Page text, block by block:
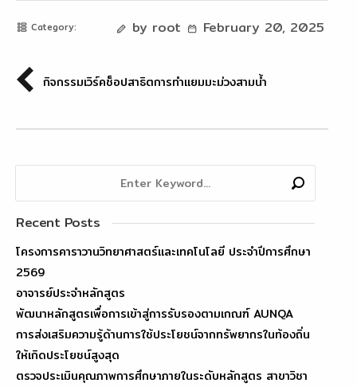
by root February 20, 2025
Category:
กิจกรรมเวิร์คช็อปสาธิตการทำแยมมะม่วงสามน้ำ
Recent Posts
โครงการคาราวานวิทยาศาสตร์และเทคโนโลยี ประจำปีการศึกษา
2569
อาจารย์ประจำหลักสูตร
พัฒนาหลักสูตรเพื่อการเข้าสู่การรับรองตามเกณฑ์ AUNQA
การส่งเสริมความรู้ด้านการใช้ประโยชน์จากทรัพยากรในท้องถิ่น
ให้เกิดประโยชน์สูงสุด
ตรวจประเมินคุณภาพการศึกษาภายในระดับหลักสูตร สาขาวิชา